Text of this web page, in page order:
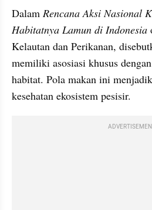
Dalam Rencana Aksi Nasional
Habitatnya Lamun di Indonesia
Kelautan dan Perikanan,
memiliki asosiasi khusus
habitat. Pola makan ini
kesehatan ekosistem pesisir.